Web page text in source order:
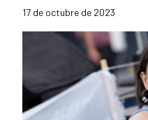
17 de octubre de 2023